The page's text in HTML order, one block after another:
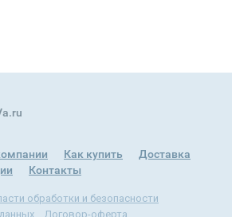
Как купить
Доставка
Контакты
обработки и безопасности
Договор-оферта